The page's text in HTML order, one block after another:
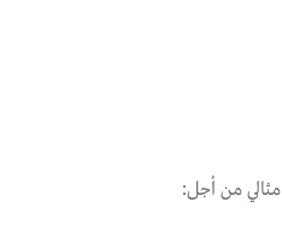
مثالي من أجل: